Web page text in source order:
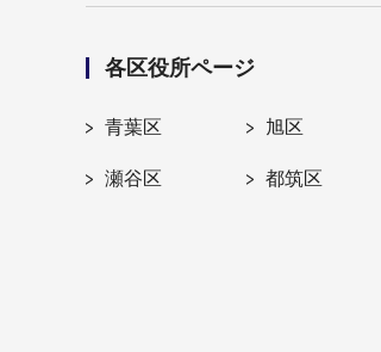
各区役所ページ
青葉区 旭区
瀬谷区 都筑区